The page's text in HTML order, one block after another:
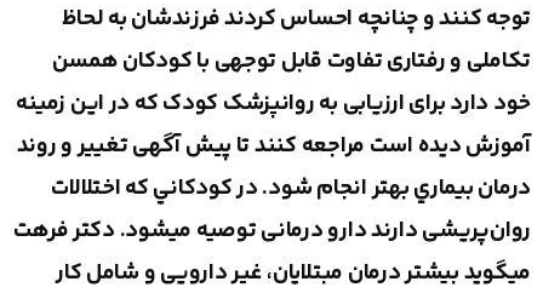
توجه کنند و چنانچه احساس کردند فرزندشان به لحاظ
تکاملی و رفتاری تفاوت قابل توجهی با کودکان همسن
خود دارد برای ارزیابی به روانپزشک کودک که در این زمینه
آموزش دیده است مراجعه کنند تا پیش ‌آگهی تغییر و روند
درمان بيماري بهتر انجام شود. در کودکاني كه اختلالات
روان‌پریشی دارند دارو درمانی توصیه میشود. دکتر فرهت
میگوید بیشتر درمان مبتلایان، غیر دارویی و شامل کار